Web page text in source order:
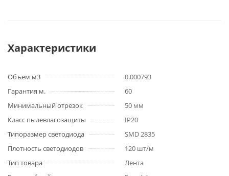
Характеристики
Объем м3
0.000793
Гарантия м.
60
Минимальный отрезок
50 мм
Класс пылевлагозащиты
IP20
Типоразмер светодиода
SMD 2835
Плотность светодиодов
120 шт/м
Тип товара
Лента